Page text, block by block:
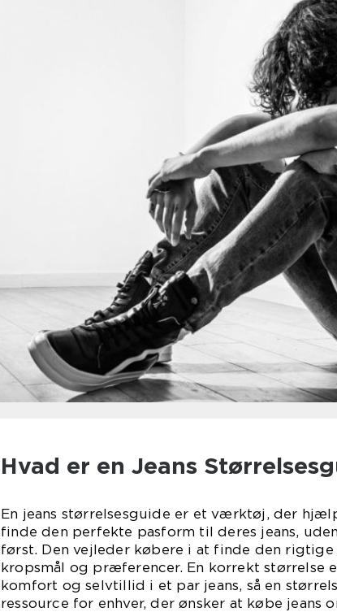
Hvad er en Jeans
En jeans størrelsesguide er et værktøj, der
finde den perfekte pasform til deres jeans,
først. Den vejleder købere i at finde den rigtige
kropsmål og præferencer. En korrekt størrelse
komfort og selvtillid i et par jeans, så en
ressource for enhver, der ønsker at købe jeans